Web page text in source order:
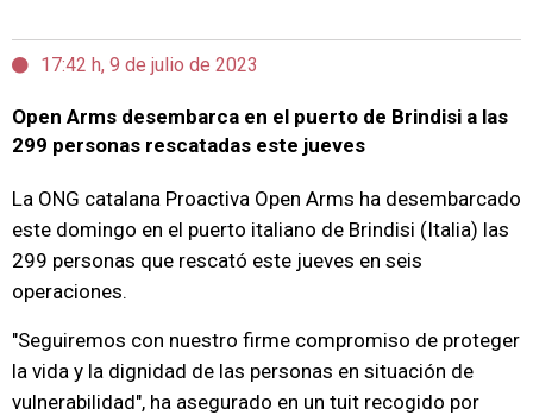
17:42 h, 9 de julio de 2023
Open Arms desembarca en el puerto de Brindisi a las
299 personas rescatadas este jueves
La ONG catalana Proactiva Open Arms ha desembarcado
este domingo en el puerto italiano de Brindisi (Italia) las
299 personas que rescató este jueves en seis
operaciones.
"Seguiremos con nuestro firme compromiso de proteger
la vida y la dignidad de las personas en situación de
vulnerabilidad", ha asegurado en un tuit recogido por